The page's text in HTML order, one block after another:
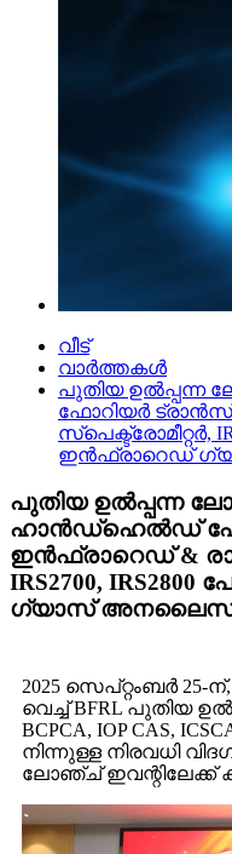
വീട്
വാർത്തകൾ
പുതിയ ഉൽപ്പന്ന
ഫോറിയർ
സ്പെക്ട്രോമീറ്റർ,
ഇൻഫ്രാറെഡ്
പുതിയ ഉൽപ്പന്ന
ഹാൻഡ്‌ഹെൽഡ്
ഇൻഫ്രാറെഡ് &
IRS2700,
ഗ്യാസ്
2025 സെപ്റ്റംബർ 25-
വെച്ച് BFRL പുതിയ
BCPCA, IOP CAS,
നിന്നുള്ള നിരവധി
ലോഞ്ച് ഇവന്റിലേക്ക്